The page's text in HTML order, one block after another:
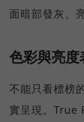
面暗部發灰、
色彩與亮度
不能只看標榜
實呈現。True